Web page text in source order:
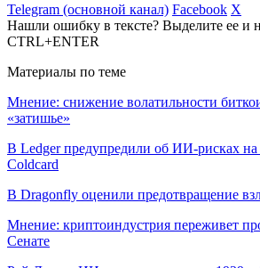
Telegram (основной канал) Facebook X
Нашли ошибку в тексте? Выделите ее и
CTRL+ENTER
Материалы по теме
Мнение: снижение волатильности
«затишье»
В Ledger предупредили об ИИ-рисках на
Coldcard
В Dragonfly оценили предотвращение
Мнение: криптоиндустрия переживет
Сенате